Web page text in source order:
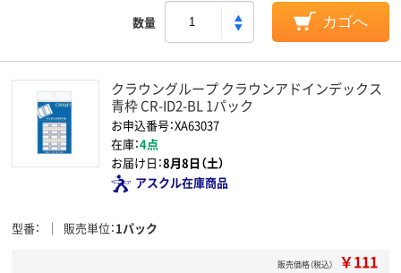
数量 カゴへ
クラウングループ クラウンアドインデックス
青枠 CR-ID2-BL 1パック
お申込番号：XA63037
在庫：4点
お届け日：8月8日（土）
アスクル在庫商品
型番 販売単位 1パック
販売価格（税込） ￥111